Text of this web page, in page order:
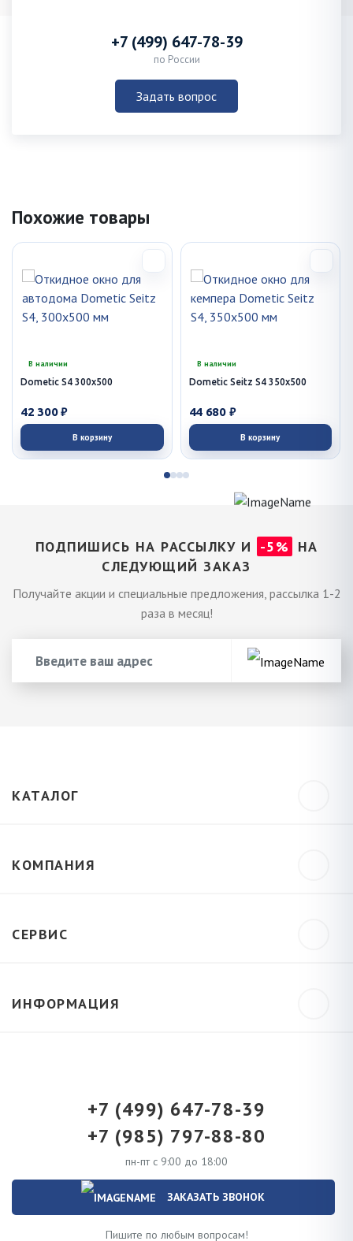
+7 (499) 647-78-39
по России
Задать вопрос
Похожие товары
В наличии
Dometic S4 300x500
42 300 ₽
В корзину
В наличии
Dometic Seitz S4 350x500
44 680 ₽
В корзину
ПОДПИШИСЬ НА РАССЫЛКУ И -5%
НА
СЛЕДУЮЩИЙ ЗАКАЗ
Получайте акции и специальные предложения, рассылка 1-2
раза в месяц!
КАТАЛОГ
КОМПАНИЯ
СЕРВИС
ИНФОРМАЦИЯ
+7 (499) 647-78-39
+7 (985) 797-88-80
пн-пт с 9:00 до 18:00
ЗАКАЗАТЬ ЗВОНОК
Пишите по любым вопросам!